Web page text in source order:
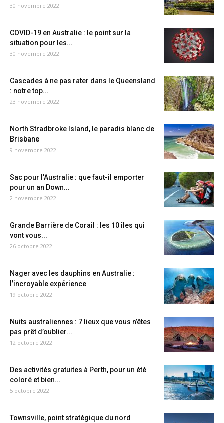
30 novembre 2022
COVID-19 en Australie : le point sur la
situation pour les...
30 novembre 2022
Cascades à ne pas rater dans le Queensland
: notre top...
23 novembre 2022
North Stradbroke Island, le paradis blanc de
Brisbane
9 novembre 2022
Sac pour l’Australie : que faut-il emporter
pour un an Down...
2 novembre 2022
Grande Barrière de Corail : les 10 îles qui
vont vous...
26 octobre 2022
Nager avec les dauphins en Australie :
l’incroyable expérience
19 octobre 2022
Nuits australiennes : 7 lieux que vous n’êtes
pas prêt d’oublier...
12 octobre 2022
Des activités gratuites à Perth, pour un été
coloré et bien...
5 octobre 2022
Townsville, point stratégique du nord